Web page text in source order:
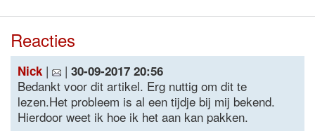
Reacties
Nick | | 30-09-2017 20:56
Bedankt voor dit artikel. Erg nuttig om dit te
lezen.Het probleem is al een tijdje bij mij bekend.
Hierdoor weet ik hoe ik het aan kan pakken.